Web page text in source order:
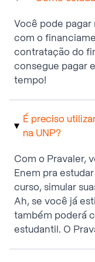
Você pode pagar
com o
contratação do
consegue pagar
tempo!
É preciso
na UNP?
Com o Pravaler,
Enem pra
curso, simular
Ah, se você já
também poderá
estudantil. O